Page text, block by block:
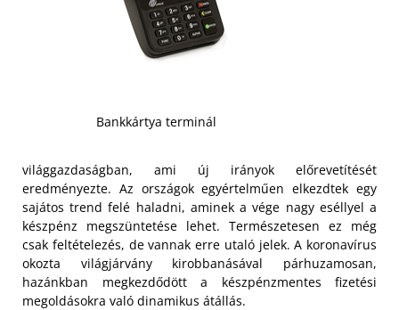
Bankkártya terminál
világgazdaságban, ami új irányok előrevetítését
eredményezte. Az országok egyértelműen elkezdtek egy
sajátos trend felé haladni, aminek a vége nagy eséllyel a
készpénz megszüntetése lehet. Természetesen ez még
csak feltételezés, de vannak erre utaló jelek. A koronavírus
okozta világjárvány kirobbanásával párhuzamosan,
hazánkban megkezdődött a készpénzmentes fizetési
megoldásokra való dinamikus átállás.